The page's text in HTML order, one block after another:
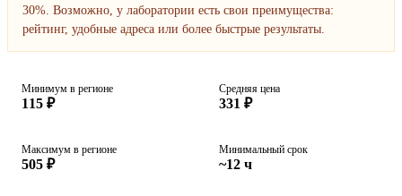
30%. Возможно, у лаборатории есть свои преимущества:
рейтинг, удобные адреса или более быстрые результаты.
Минимум в регионе
115 ₽
Средняя цена
331 ₽
Максимум в регионе
505 ₽
Минимальный срок
~12 ч